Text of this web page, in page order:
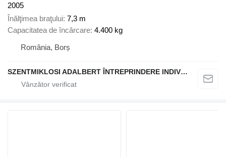
2005
Înălţimea braţului 7,3 m
Capacitatea de încărcare 4.400 kg
România, Borș
SZENTMIKLOSI ADALBERT ÎNTREPRINDERE INDIVIDUALĂ